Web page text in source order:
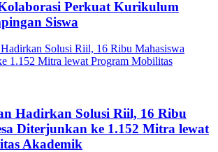
Perkuat Kurikulum
Siswa
Hadirkan Solusi Riil, 16 Ribu
Diterjunkan ke 1.152 Mitra lewat
Akademik